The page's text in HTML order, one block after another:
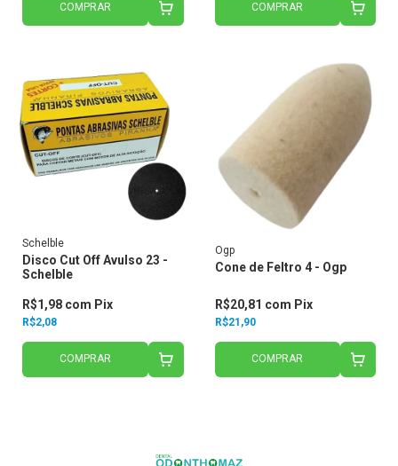
COMPRAR COMPRAR
Schelble
Disco Cut Off Avulso 23 -
Schelble
R$2,08
R$1,98 com Pix
COMPRAR
Ogp
Cone de Feltro 4 - Ogp
R$21,90
R$20,81 com Pix
COMPRAR